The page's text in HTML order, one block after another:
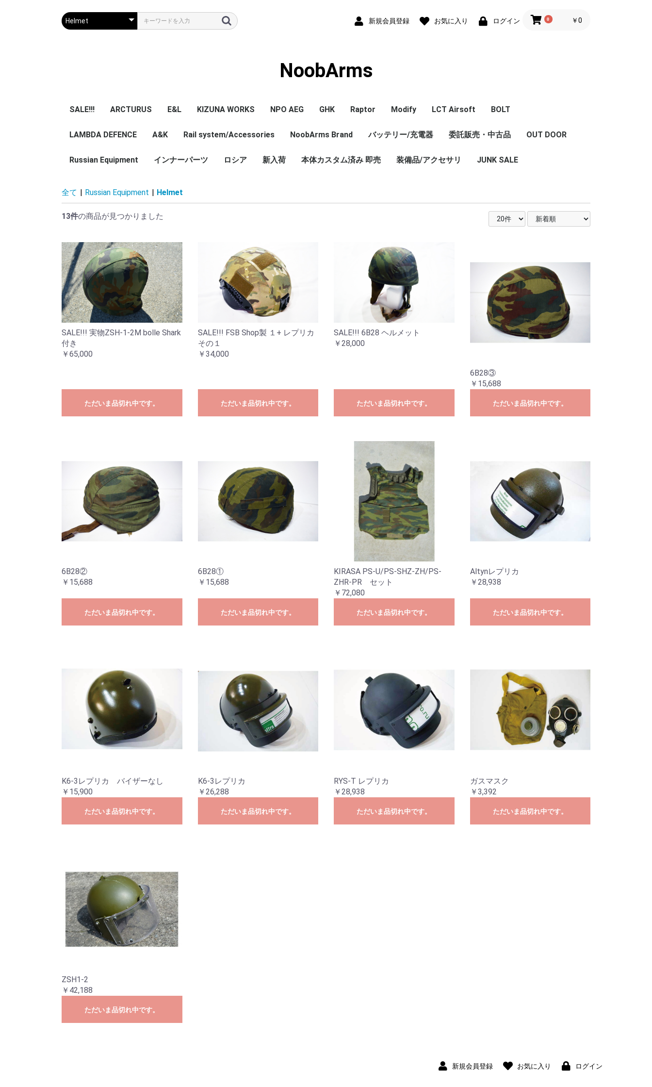
新規会員登録 お気に入り ログイン 0 ￥0
NoobArms
SALE!!! ARCTURUS
マガジン
エアガン本体
E&L
パーツ
マガジン
エアガン本体
KIZUNA WORKS
GBB PISTOL本体
レール/アクセサリー
マガジン
アクセサリー
NPO AEG
NPO内部カスタム
エアガン本体
マガジン
パーツ
その他
GHK
GHK GBB 本体
CO2マガジン
パーツ
Raptor
エアガン本体
パーツ
Modify
エアガン本体
マガジン
パーツ
LCT Airsoft
エアガン本体
フロントキット
コンバージョンキット
マガジン
Z Series Parts
ハンドガード/グリッ
セット
ストック
グリップ
ハンドガード/レイル
フロント周辺パーツ
レシーバー周辺パーツ
インナーパーツ
LCT 限定商品
内部カスタム
BOLT
LAMBDA DEFENCE A&K
エアガン本体
エアガン本体
パーツ
Rail system/Accessories
KIZUNA WORKS
TWI
NB
ZENITCO
TM ZENITCO
CORE Airsoft
ASURA DYNAMICS
5ku
NoobArms Brand
Original sticker
Original item
Vintage・Weathering
AK Custom
バッテリー/充電器 委託販売・中古品 OUT DOOR
Russian Equipment
売り
Pouch
加工済
用加工済
インナーパーツ ロシア 新入荷 本体カスタム済み 即売 装備品/アクセサリ JUNK SALE
全て | Russian Equipment | Helmet
13件の商品が見つかりました
SALE!!! 実物ZSH-1-2M bolle Shark
付き
￥65,000
ただいま品切れ中です。
SALE!!! FSB Shop製 １+ レプリカ
その１
￥34,000
ただいま品切れ中です。
SALE!!! 6B28 ヘルメット
￥28,000
ただいま品切れ中です。
6B28③
￥15,688
ただいま品切れ中です。
6B28②
￥15,688
ただいま品切れ中です。
6B28①
￥15,688
ただいま品切れ中です。
KIRASA PS-U/PS-SHZ-ZH/PS-
ZHR-PR セット
￥72,080
ただいま品切れ中です。
Altynレプリカ
￥28,938
ただいま品切れ中です。
K6-3レプリカ バイザーなし
￥15,900
ただいま品切れ中です。
K6-3レプリカ
￥26,288
ただいま品切れ中です。
RYS-T レプリカ
￥28,938
ただいま品切れ中です。
ガスマスク
￥3,392
ただいま品切れ中です。
ZSH1-2
￥42,188
ただいま品切れ中です。
新規会員登録 お気に入り ログイン